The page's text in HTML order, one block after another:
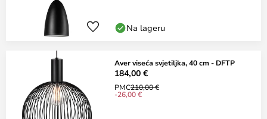
Na lageru
Aver viseća svjetiljka, 40 cm - DFTP
184,00 €
PMC210,00 €
-26,00 €